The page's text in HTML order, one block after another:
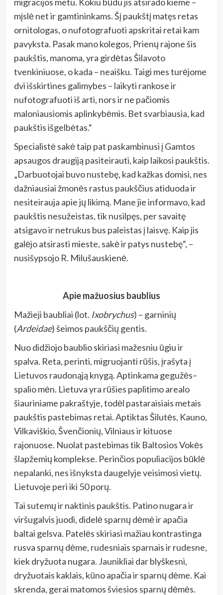
mįslė net ir gamtininkams. Šį paukštį matęs retas
ornitologas, o nufotografuoti apskritai retai kam
pavyksta. Pasak mano kolegos, Prienų rajone šis
paukštis, manoma, yra girdėtas Šilavoto
tvenkiniuose, o kada – neaišku. Taigi mes turėjome
dvi išskirtines galimybes – laikyti rankose ir
nufotografuoti iš arti, nors ir ne pačiomis
maloniausiomis aplinkybėmis. Bet svarbiausia, kad
paukštis išgelbėtas.“
Specialistė sakė taip pat paskambinusi į Gamtos
apsaugos draugiją pasiteirauti, kaip laikosi paukštis.
„Darbuotojai buvo nustebę, kad kažkas domisi, nes
dažniausiai žmonės rastus paukščius atiduoda ir
nesiteirauja apie jų likimą. Mane jie informavo, kad
paukštis nesužeistas, tik nusilpęs, per savaitę
atsigavo ir netrukus bus paleistas į laisvę. Kaip jis
galėjo atsirasti mieste, sakė ir patys nustebę“, –
nusišypsojo R. Milušauskienė.
Apie mažuosius baublius
Mažieji baubliai (lot. Ixobrychus) – garninių
(Ardeidae) šeimos paukščių gentis.
Nuo didžiojo baublio skiriasi mažesniu ūgiu ir
spalva. Reta, perinti, migruojanti rūšis, įrašyta į
Lietuvos raudonąją knygą. Aptinkama gegužės–
spalio mėn. Lietuva yra rūšies paplitimo arealo
šiauriniame pakraštyje, todėl pastaraisiais metais
paukštis pastebimas retai. Aptiktas Šilutės, Kauno,
Vilkaviškio, Švenčionių, Vilniaus ir kituose
rajonuose. Nuolat pastebimas tik Baltosios Vokės
šlapžemių komplekse. Perinčios populiacijos būklė
nepalanki, nes išnyksta daugelyje veisimosi vietų.
Lietuvoje peri iki 50 porų.
Tai sutemų ir naktinis paukštis. Patino nugara ir
viršugalvis juodi, didelė sparnų dėmė ir apačia
baltai gelsva. Patelės skiriasi mažiau kontrastinga
rusva sparnų dėme, rudesniais sparnais ir rudesne,
kiek dryžuota nugara. Jaunikliai dar blyškesni,
dryžuotais kaklais, kūno apačia ir sparnų dėme. Kai
skrenda, gerai matomos šviesios sparnų dėmės.